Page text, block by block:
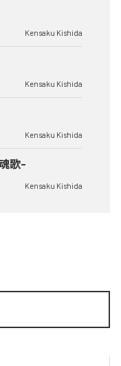
Kensaku Kishida
Kensaku Kishida
Kensaku Kishida
歌-
Kensaku Kishida